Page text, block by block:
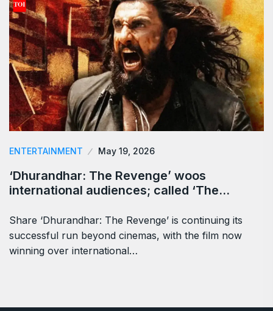
ENTERTAINMENT May 19, 2026
‘Dhurandhar: The Revenge’ woos
international audiences; called ‘The…
Share ‘Dhurandhar: The Revenge’ is continuing its
successful run beyond cinemas, with the film now
winning over international…